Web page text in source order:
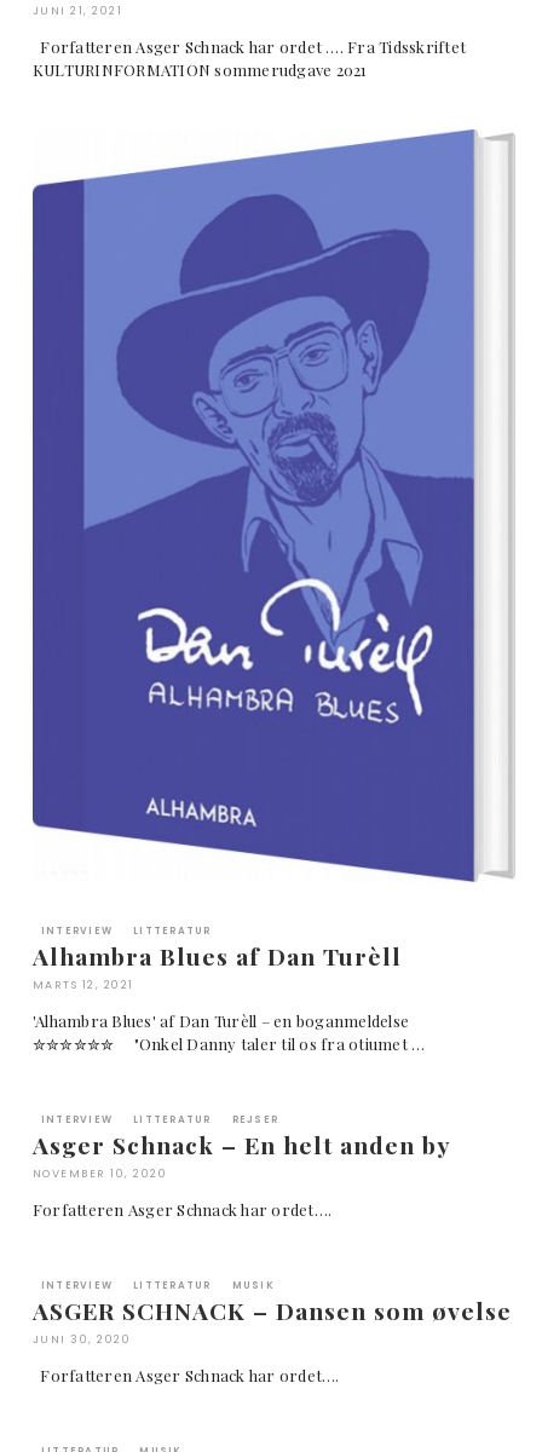
JUNI 21, 2021
Forfatteren Asger Schnack har ordet …. Fra Tidsskriftet
KULTURINFORMATION sommerudgave 2021
INTERVIEW LITTERATUR
Alhambra Blues af Dan Turèll
MARTS 12, 2021
'Alhambra Blues' af Dan Turèll – en boganmeldelse
✮✮✮✮✮✮ "Onkel Danny taler til os fra otiumet …
INTERVIEW LITTERATUR REJSER
Asger Schnack – En helt anden by
NOVEMBER 10, 2020
Forfatteren Asger Schnack har ordet….
INTERVIEW LITTERATUR MUSIK
ASGER SCHNACK – Dansen som øvelse
JUNI 30, 2020
Forfatteren Asger Schnack har ordet….